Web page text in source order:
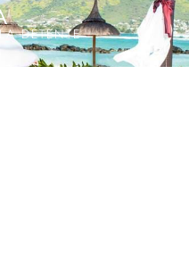
DÉTENTE